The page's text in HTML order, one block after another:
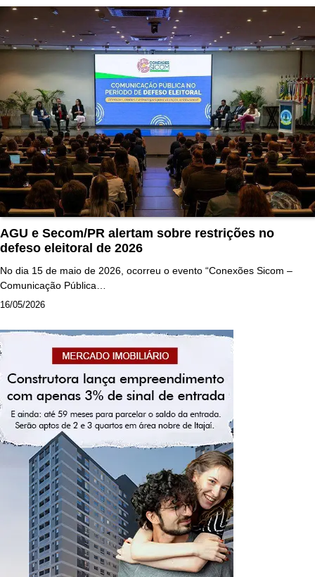
AGU e Secom/PR alertam sobre restrições no
defeso eleitoral de 2026
No dia 15 de maio de 2026, ocorreu o evento “Conexões Sicom –
Comunicação Pública…
16/05/2026